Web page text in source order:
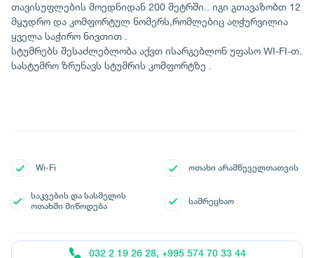
თავისუფლების მოედნიდან 200 მეტრში.. იგი გთავაზობთ 12
მყუდრო და კომფორტულ ნომერს,რომლებიც აღჭურვილია
ყველა საჭირო ნივთით .
სტუმრებს შესაძლებლობა აქვთ ისარგებლონ უფასო WI-FI-თ.
სასტუმრო ზრუნავს სტუმრის კომფორტზე .
Wi-Fi ოთახი არამწეველთათვის
საკვების და სასმელის
ოთახში მიწოდება
სამრეცხაო
032 2 19 26 28, +995 574 70 33 44